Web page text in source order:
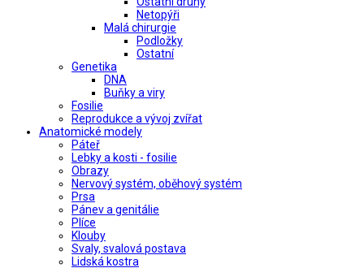
Netopýři
Malá chirurgie
Podložky
Ostatní
Genetika
DNA
Buňky a viry
Fosilie
Reprodukce a vývoj zvířat
Anatomické modely
Páteř
Lebky a kosti - fosilie
Obrazy
Nervový systém, oběhový systém
Prsa
Pánev a genitálie
Plíce
Klouby
Svaly, svalová postava
Lidská kostra